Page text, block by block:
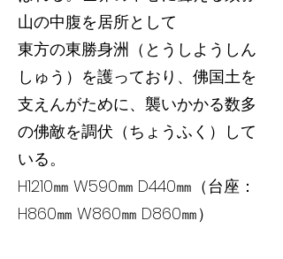
山の中腹を居所として
東方の東勝身洲（とうしようしん
しゅう）を護っており、佛国土を
支えんがために、襲いかかる数多
の佛敵を調伏（ちょうふく）して
いる。
H1210㎜ W590㎜ D440㎜（台座：
H860㎜ W860㎜ D860㎜）